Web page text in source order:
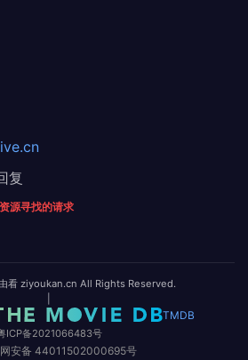
复
源寻找的请求
看 ziyoukan.cn All Rights Reserved.
TMDB
ICP备2021066483号
安备 44011502000695号